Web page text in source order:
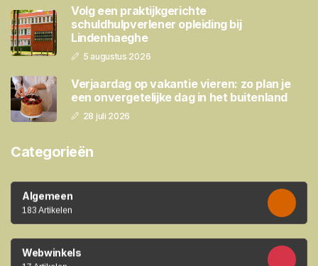
Volg een praktijkgerichte
schuldhulpverlener opleiding bij
Lindenhaeghe
5 augustus 2026
Verjaardag op vakantie vieren: zo plan je
een onvergetelijke dag in het buitenland
28 juli 2026
Categorieën
Algemeen
183 Artikelen
Webwinkels